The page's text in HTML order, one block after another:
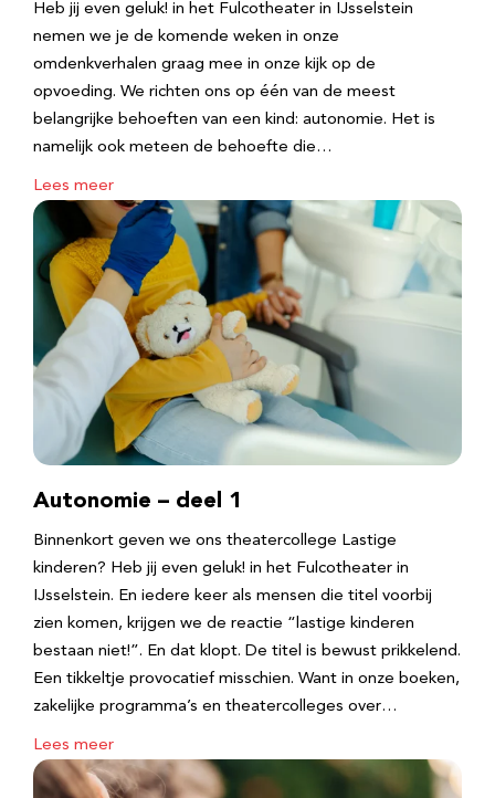
Heb jij even geluk! in het Fulcotheater in IJsselstein
nemen we je de komende weken in onze
omdenkverhalen graag mee in onze kijk op de
opvoeding. We richten ons op één van de meest
belangrijke behoeften van een kind: autonomie. Het is
namelijk ook meteen de behoefte die…
Lees meer
Autonomie – deel 1
Binnenkort geven we ons theatercollege Lastige
kinderen? Heb jij even geluk! in het Fulcotheater in
IJsselstein. En iedere keer als mensen die titel voorbij
zien komen, krijgen we de reactie “lastige kinderen
bestaan niet!”. En dat klopt. De titel is bewust prikkelend.
Een tikkeltje provocatief misschien. Want in onze boeken,
zakelijke programma’s en theatercolleges over…
Lees meer